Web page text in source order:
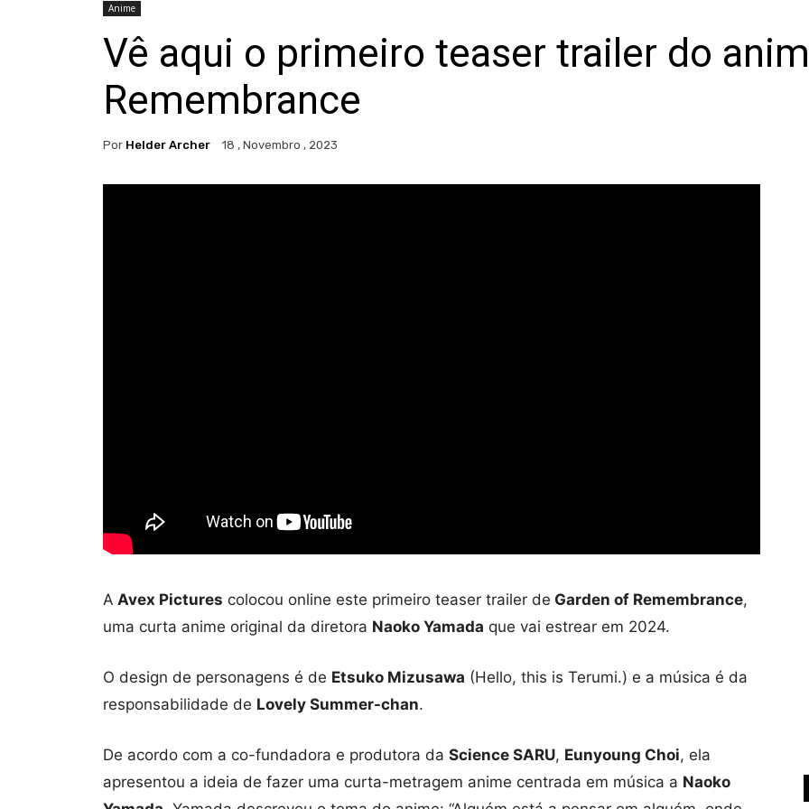
Anime
Vê aqui o primeiro teaser trailer do
Remembrance
Por Helder Archer 18 , Novembro , 2023
A Avex Pictures colocou online este primeiro teaser trailer de Garden of Remembrance,
uma curta anime original da diretora Naoko Yamada que vai estrear em 2024.
O design de personagens é de Etsuko Mizusawa (Hello, this is Terumi.) e a música é da
responsabilidade de Lovely Summer-chan.
De acordo com a co-fundadora e produtora da Science SARU, Eunyoung Choi, ela
apresentou a ideia de fazer uma curta-metragem anime centrada em música a Naoko